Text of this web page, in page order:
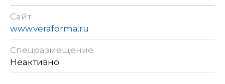
Сайт
www.veraforma.ru
Спецразмещение
Неактивно